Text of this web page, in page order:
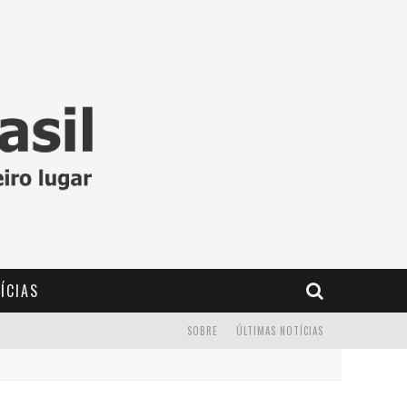
ÚLTIMAS NOTÍCIAS
SOBRE